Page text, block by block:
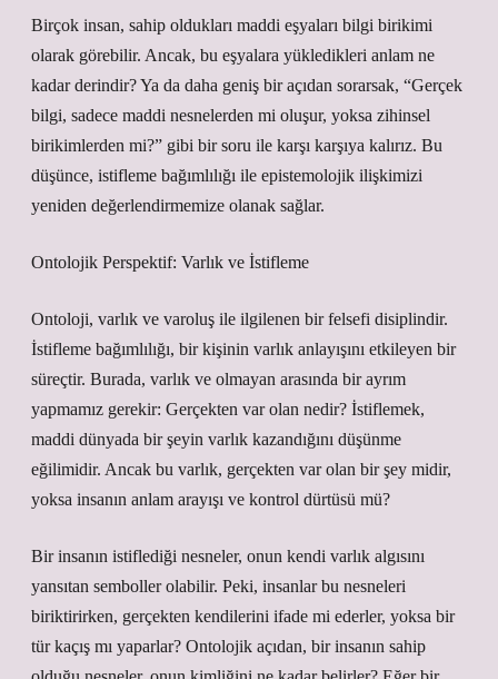
Birçok insan, sahip oldukları maddi eşyaları bilgi birikimi
olarak görebilir. Ancak, bu eşyalara yükledikleri anlam ne
kadar derindir? Ya da daha geniş bir açıdan sorarsak, “Gerçek
bilgi, sadece maddi nesnelerden mi oluşur, yoksa zihinsel
birikimlerden mi?” gibi bir soru ile karşı karşıya kalırız. Bu
düşünce, istifleme bağımlılığı ile epistemolojik ilişkimizi
yeniden değerlendirmemize olanak sağlar.
Ontolojik Perspektif: Varlık ve İstifleme
Ontoloji, varlık ve varoluş ile ilgilenen bir felsefi disiplindir.
İstifleme bağımlılığı, bir kişinin varlık anlayışını etkileyen bir
süreçtir. Burada, varlık ve olmayan arasında bir ayrım
yapmamız gerekir: Gerçekten var olan nedir? İstiflemek,
maddi dünyada bir şeyin varlık kazandığını düşünme
eğilimidir. Ancak bu varlık, gerçekten var olan bir şey midir,
yoksa insanın anlam arayışı ve kontrol dürtüsü mü?
Bir insanın istiflediği nesneler, onun kendi varlık algısını
yansıtan semboller olabilir. Peki, insanlar bu nesneleri
biriktirirken, gerçekten kendilerini ifade mi ederler, yoksa bir
tür kaçış mı yaparlar? Ontolojik açıdan, bir insanın sahip